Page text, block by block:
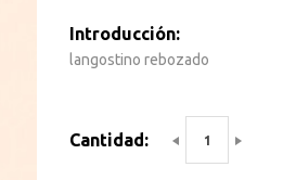
Introducción:
langostino rebozado
Cantidad: